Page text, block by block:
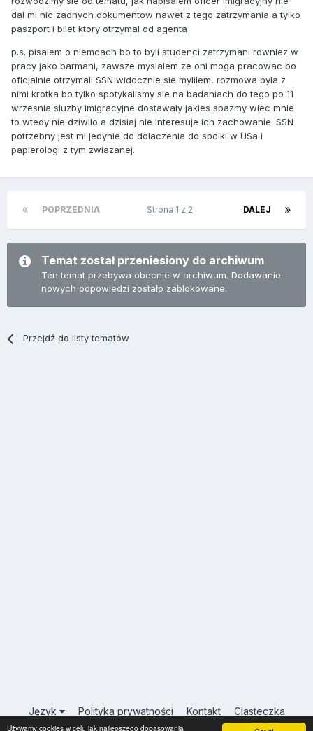
Używamy cookies w celu jak najlepszego dopasowania
dal mi nic zadnych dokumentow nawet z tego zatrzymania a tylko
paszport i bilet ktory otrzymal od agenta
p.s. pisalem o niemcach bo to byli studenci zatrzymani rowniez w
pracy jako barmani, zawsze myslalem ze oni moga pracowac bo
oficjalnie otrzymali SSN widocznie sie mylilem, rozmowa byla z
nimi krotka bo tylko spotykalismy sie na badaniach do tego po 11
wrzesnia sluzby imigracyjne dostawaly jakies spazmy wiec mnie
to wtedy nie dziwilo a dzisiaj nie interesuje ich zachowanie. SSN
potrzebny jest mi jedynie do dolaczenia do spolki w USa i
papierologi z tym zwiazanej.
POPRZEDNIA DALEJ
Strona 1 z 2
Temat został przeniesiony do archiwum
Ten temat przebywa obecnie w archiwum. Dodawanie
nowych odpowiedzi zostało zablokowane.
Przejdź do listy tematów
Język Polityka prywatności Kontakt Ciasteczka
USA.INFO.PL